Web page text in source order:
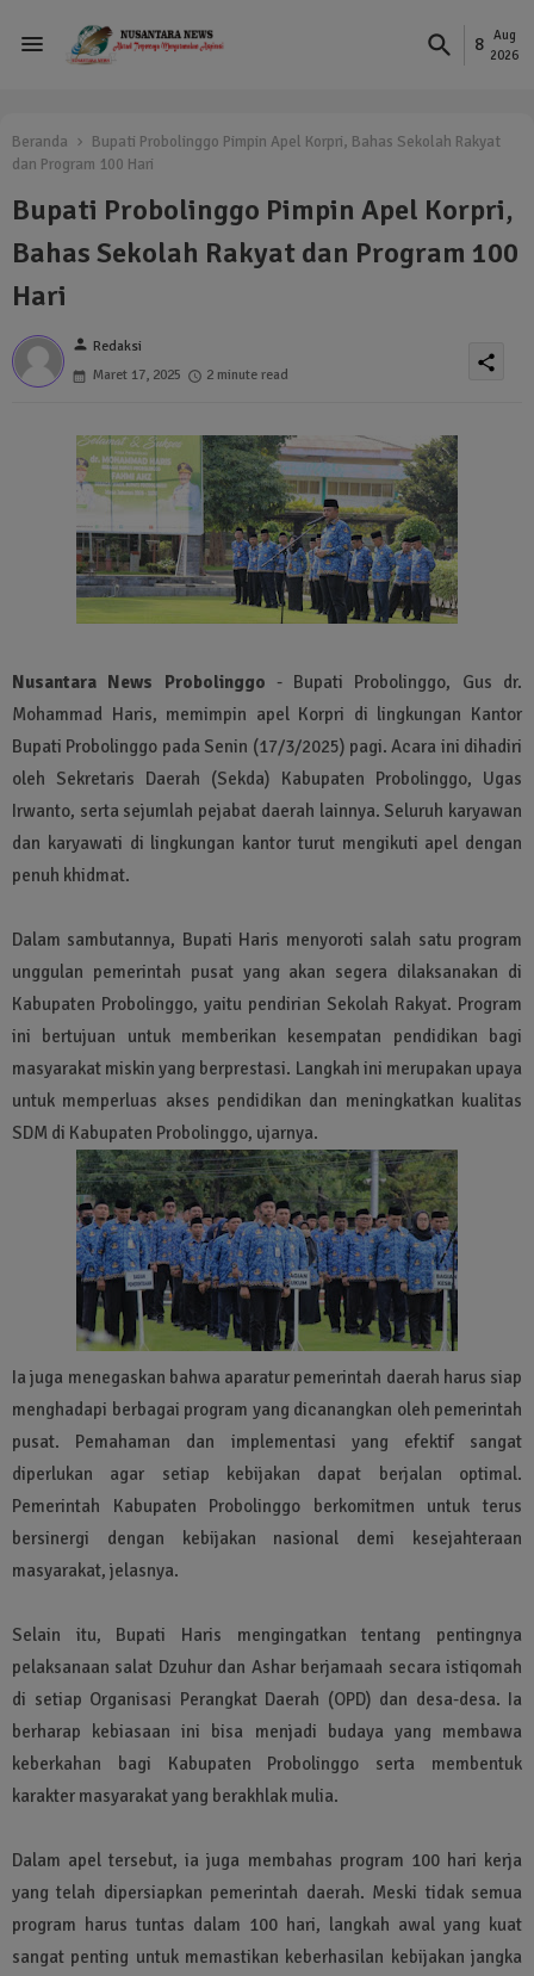
8
Aug
2026
Beranda
Bupati Probolinggo Pimpin Apel Korpri, Bahas Sekolah Rakyat
dan Program 100 Hari
Bupati Probolinggo Pimpin Apel Korpri,
Bahas Sekolah Rakyat dan Program 100
Hari
person Redaksi
Maret 17, 2025
2 minute read
share
Nusantara News Probolinggo - Bupati Probolinggo, Gus dr.
Mohammad Haris, memimpin apel Korpri di lingkungan Kantor
Bupati Probolinggo pada Senin (17/3/2025) pagi. Acara ini dihadiri
oleh Sekretaris Daerah (Sekda) Kabupaten Probolinggo, Ugas
Irwanto, serta sejumlah pejabat daerah lainnya. Seluruh karyawan
dan karyawati di lingkungan kantor turut mengikuti apel dengan
penuh khidmat.
Dalam sambutannya, Bupati Haris menyoroti salah satu program
unggulan pemerintah pusat yang akan segera dilaksanakan di
Kabupaten Probolinggo, yaitu pendirian Sekolah Rakyat. Program
ini bertujuan untuk memberikan kesempatan pendidikan bagi
masyarakat miskin yang berprestasi. Langkah ini merupakan upaya
untuk memperluas akses pendidikan dan meningkatkan kualitas
SDM di Kabupaten Probolinggo, ujarnya.
Ia juga menegaskan bahwa aparatur pemerintah daerah harus siap
menghadapi berbagai program yang dicanangkan oleh pemerintah
pusat. Pemahaman dan implementasi yang efektif sangat
diperlukan agar setiap kebijakan dapat berjalan optimal.
Pemerintah Kabupaten Probolinggo berkomitmen untuk terus
bersinergi dengan kebijakan nasional demi kesejahteraan
masyarakat, jelasnya.
Selain itu, Bupati Haris mengingatkan tentang pentingnya
pelaksanaan salat Dzuhur dan Ashar berjamaah secara istiqomah
di setiap Organisasi Perangkat Daerah (OPD) dan desa-desa. Ia
berharap kebiasaan ini bisa menjadi budaya yang membawa
keberkahan bagi Kabupaten Probolinggo serta membentuk
karakter masyarakat yang berakhlak mulia.
Dalam apel tersebut, ia juga membahas program 100 hari kerja
yang telah dipersiapkan pemerintah daerah. Meski tidak semua
program harus tuntas dalam 100 hari, langkah awal yang kuat
sangat penting untuk memastikan keberhasilan kebijakan jangka